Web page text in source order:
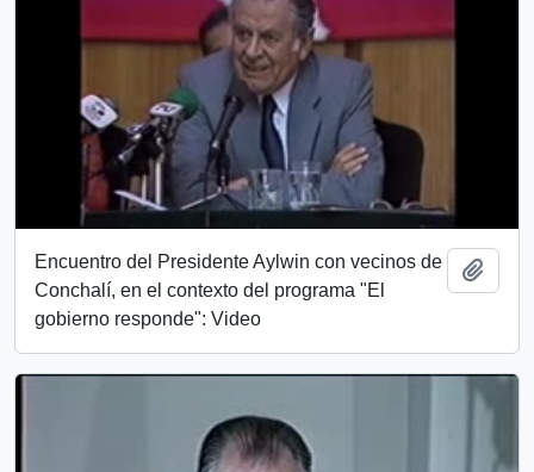
Encuentro del Presidente Aylwin con vecinos de
Conchalí, en el contexto del programa "El
gobierno responde": Video